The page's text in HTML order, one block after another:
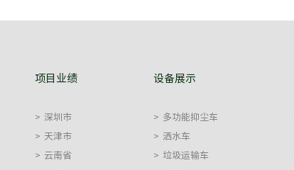
项目业绩
> 深圳市
> 天津市
> 云南省
设备展示
> 多功能抑尘车
> 洒水车
> 垃圾运输车